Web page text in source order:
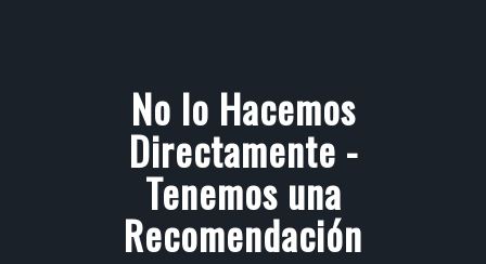
No lo Hacemos
Directamente -
Tenemos una
Recomendación